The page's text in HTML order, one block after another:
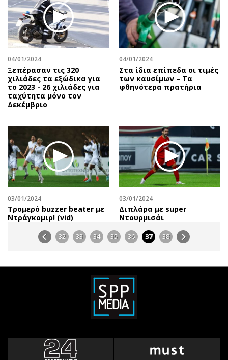
04/01/2024
Ξεπέρασαν τις 320
χιλιάδες τα εξώδικα για
το 2023 - 26 χιλιάδες για
ταχύτητα μόνο τον
Δεκέμβριο
04/01/2024
Στα ίδια επίπεδα οι τιμές
των καυσίμων – Τα
φθηνότερα πρατήρια
03/01/2024
Τρομερό buzzer beater με
Ντράγκομιρ! (vid)
03/01/2024
Διπλάρα με super
Ντουρμισάι
32 33 34 35 36 37 38